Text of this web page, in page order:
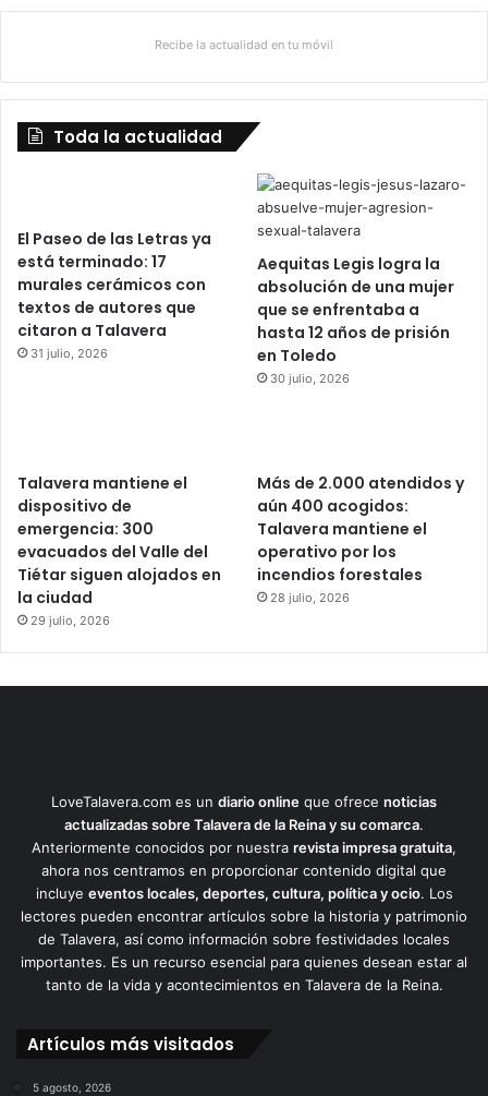
Recibe la actualidad en tu móvil
Toda la actualidad
El Paseo de las Letras ya
está terminado: 17
murales cerámicos con
textos de autores que
citaron a Talavera
31 julio, 2026
Aequitas Legis logra la
absolución de una mujer
que se enfrentaba a
hasta 12 años de prisión
en Toledo
30 julio, 2026
Talavera mantiene el
dispositivo de
emergencia: 300
evacuados del Valle del
Tiétar siguen alojados en
la ciudad
29 julio, 2026
Más de 2.000 atendidos y
aún 400 acogidos:
Talavera mantiene el
operativo por los
incendios forestales
28 julio, 2026
LoveTalavera.com es un diario online que ofrece noticias
actualizadas sobre Talavera de la Reina y su comarca.
Anteriormente conocidos por nuestra revista impresa gratuita,
ahora nos centramos en proporcionar contenido digital que
incluye eventos locales, deportes, cultura, política y ocio. Los
lectores pueden encontrar artículos sobre la historia y patrimonio
de Talavera, así como información sobre festividades locales
importantes. Es un recurso esencial para quienes desean estar al
tanto de la vida y acontecimientos en Talavera de la Reina.
Artículos más visitados
5 agosto, 2026